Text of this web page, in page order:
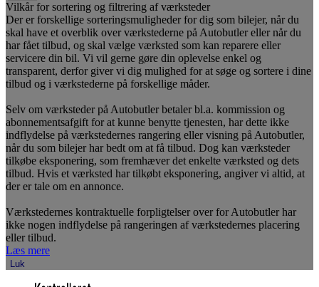
Vilkår for sortering og filtrering af værksteder
Der er forskellige sorteringsmuligheder for dig som bilejer, når du
skal have et overblik over værkstederne på Autobutler eller når du
har fået tilbud, og skal vælge værksted som kan reparere eller
servicere din bil. Vi vil gerne gøre din oplevelse enkel og
transparent, derfor giver vi dig mulighed for at søge og sortere i dine
tilbud og i værkstederne på forskellige måder.
Selv om værksteder på Autobutler betaler bl.a. kommission og
abonnementsafgift for at kunne benytte tjenesten, har dette ikke
indflydelse på værkstedernes rangering eller visning på Autobutler,
når du som bilejer har bedt om at få tilbud. Dog kan værksteder
tilkøbe eksponering, som fremhæver det enkelte værksted og dets
tilbud. Hvis et værksted har tilkøbt eksponering, angiver vi altid, at
der er tale om en annonce.
Værkstedernes kontraktuelle forpligtelser over for Autobutler har
ikke nogen indflydelse på rangeringen af værkstedernes placering
eller tilbud.
Læs mere
Luk